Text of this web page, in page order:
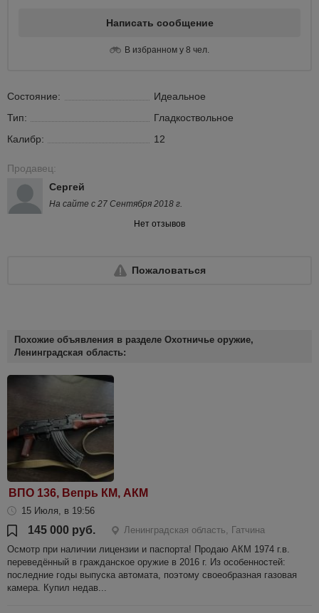
Написать сообщение
В избранном у 8 чел.
Состояние:
Идеальное
Тип:
Гладкоствольное
Калибр:
12
Продавец:
Сергей
На сайте с 27 Сентября 2018 г.
Нет отзывов
Пожаловаться
Похожие объявления в разделе Охотничье оружие,
Ленинградская область:
ВПО 136, Вепрь КМ, АКМ
15 Июля, в 19:56
145 000 руб.
Ленинградская область, Гатчина
Осмотр при наличии лицензии и паспорта! Продаю АКМ 1974 г.в.
переведённый в гражданское оружие в 2016 г. Из особенностей:
последние годы выпуска автомата, поэтому своеобразная газовая
камера. Купил недав...